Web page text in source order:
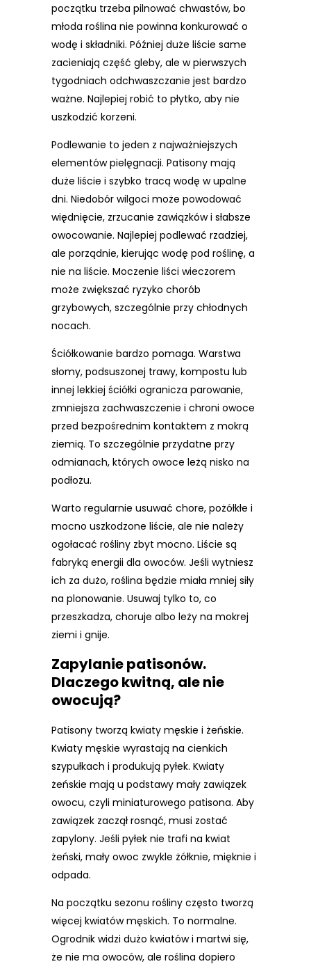
początku trzeba pilnować chwastów, bo
młoda roślina nie powinna konkurować o
wodę i składniki. Później duże liście same
zacieniają część gleby, ale w pierwszych
tygodniach odchwaszczanie jest bardzo
ważne. Najlepiej robić to płytko, aby nie
uszkodzić korzeni.
Podlewanie to jeden z najważniejszych
elementów pielęgnacji. Patisony mają
duże liście i szybko tracą wodę w upalne
dni. Niedobór wilgoci może powodować
więdnięcie, zrzucanie zawiązków i słabsze
owocowanie. Najlepiej podlewać rzadziej,
ale porządnie, kierując wodę pod roślinę, a
nie na liście. Moczenie liści wieczorem
może zwiększać ryzyko chorób
grzybowych, szczególnie przy chłodnych
nocach.
Ściółkowanie bardzo pomaga. Warstwa
słomy, podsuszonej trawy, kompostu lub
innej lekkiej ściółki ogranicza parowanie,
zmniejsza zachwaszczenie i chroni owoce
przed bezpośrednim kontaktem z mokrą
ziemią. To szczególnie przydatne przy
odmianach, których owoce leżą nisko na
podłożu.
Warto regularnie usuwać chore, pożółkłe i
mocno uszkodzone liście, ale nie należy
ogołacać rośliny zbyt mocno. Liście są
fabryką energii dla owoców. Jeśli wytniesz
ich za dużo, roślina będzie miała mniej siły
na plonowanie. Usuwaj tylko to, co
przeszkadza, choruje albo leży na mokrej
ziemi i gnije.
Zapylanie patisonów.
Dlaczego kwitną, ale nie
owocują?
Patisony tworzą kwiaty męskie i żeńskie.
Kwiaty męskie wyrastają na cienkich
szypułkach i produkują pyłek. Kwiaty
żeńskie mają u podstawy mały zawiązek
owocu, czyli miniaturowego patisona. Aby
zawiązek zaczął rosnąć, musi zostać
zapylony. Jeśli pyłek nie trafi na kwiat
żeński, mały owoc zwykle żółknie, mięknie i
odpada.
Na początku sezonu rośliny często tworzą
więcej kwiatów męskich. To normalne.
Ogrodnik widzi dużo kwiatów i martwi się,
że nie ma owoców, ale roślina dopiero